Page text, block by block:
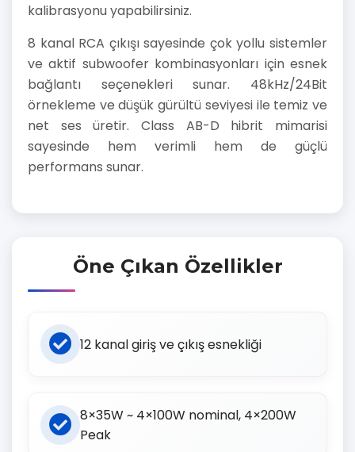
kalibrasyonu yapabilirsiniz.
8 kanal RCA çıkışı sayesinde çok yollu sistemler
ve aktif subwoofer kombinasyonları için esnek
bağlantı seçenekleri sunar. 48kHz/24Bit
örnekleme ve düşük gürültü seviyesi ile temiz ve
net ses üretir. Class AB-D hibrit mimarisi
sayesinde hem verimli hem de güçlü
performans sunar.
Öne Çıkan Özellikler
12 kanal giriş ve çıkış esnekliği
8×35W ~ 4×100W nominal, 4×200W
Peak